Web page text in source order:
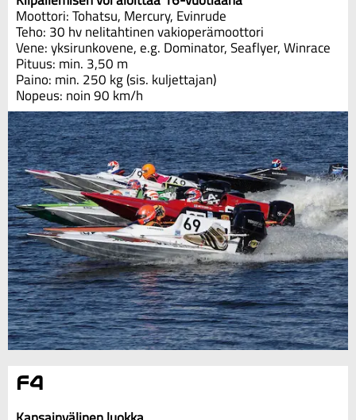
Moottori: Tohatsu, Mercury, Evinrude
Teho: 30 hv nelitahtinen vakioperämoottori
Vene: yksirunkovene, e.g. Dominator, Seaflyer, Winrace
Pituus: min. 3,50 m
Paino: min. 250 kg (sis. kuljettajan)
Nopeus: noin 90 km/h
F4